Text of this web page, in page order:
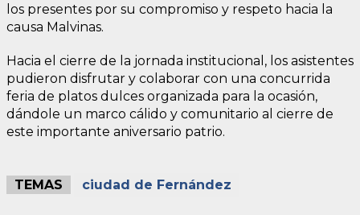
los presentes por su compromiso y respeto hacia la
causa Malvinas.
Hacia el cierre de la jornada institucional, los asistentes
pudieron disfrutar y colaborar con una concurrida
feria de platos dulces organizada para la ocasión,
dándole un marco cálido y comunitario al cierre de
este importante aniversario patrio.
TEMAS ciudad de Fernández